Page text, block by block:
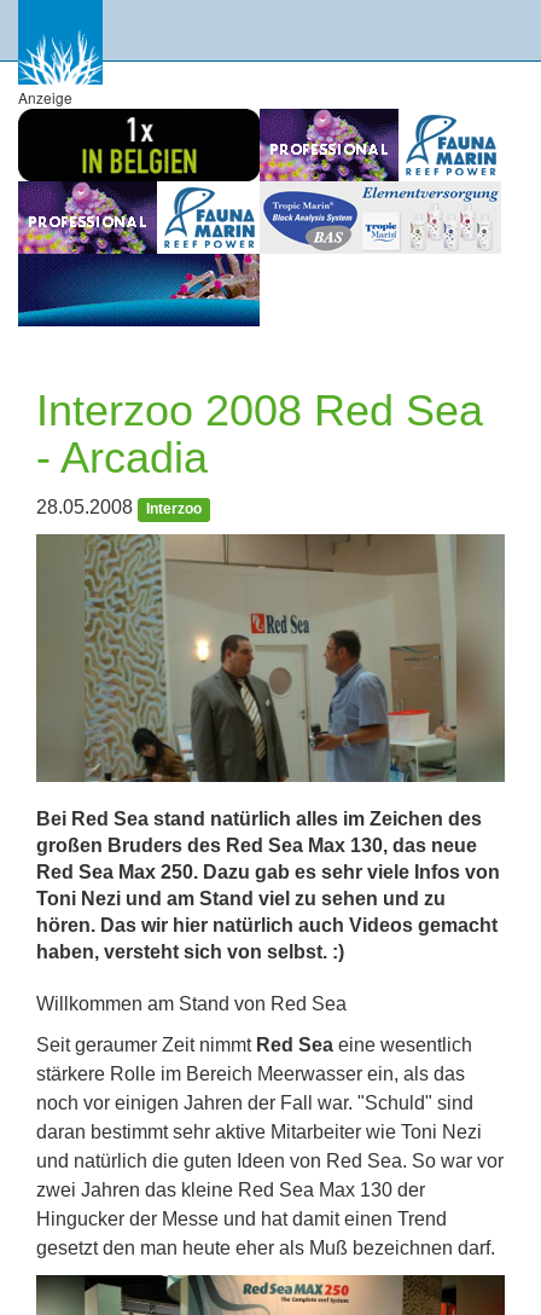
Anzeige
Interzoo 2008 Red Sea
- Arcadia
28.05.2008 Interzoo
Bei Red Sea stand natürlich alles im Zeichen des
großen Bruders des Red Sea Max 130, das neue
Red Sea Max 250. Dazu gab es sehr viele Infos von
Toni Nezi und am Stand viel zu sehen und zu
hören. Das wir hier natürlich auch Videos gemacht
haben, versteht sich von selbst. :)
Willkommen am Stand von Red Sea
Seit geraumer Zeit nimmt Red Sea eine wesentlich
stärkere Rolle im Bereich Meerwasser ein, als das
noch vor einigen Jahren der Fall war. "Schuld" sind
daran bestimmt sehr aktive Mitarbeiter wie Toni Nezi
und natürlich die guten Ideen von Red Sea. So war vor
zwei Jahren das kleine Red Sea Max 130 der
Hingucker der Messe und hat damit einen Trend
gesetzt den man heute eher als Muß bezeichnen darf.